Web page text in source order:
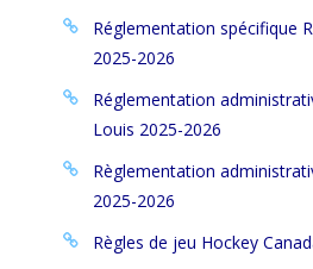
Réglementation spécifique
2025-2026
Réglementation
Louis 2025-2026
Règlementation
2025-2026
Règles de jeu Hockey